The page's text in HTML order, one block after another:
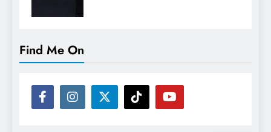
Find Me On